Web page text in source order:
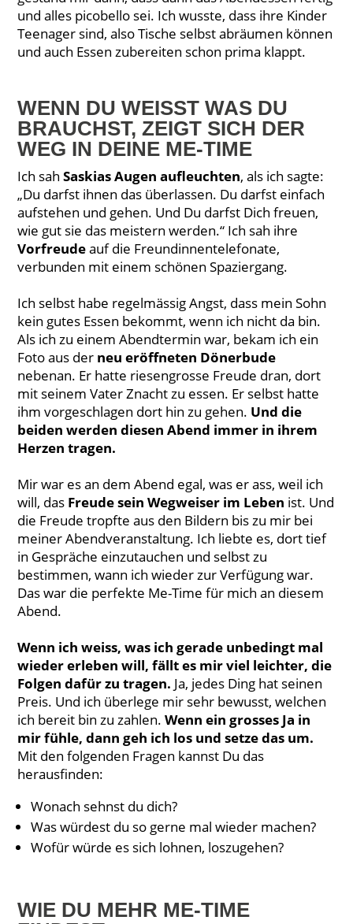
und alles picobello sei. Ich wusste, dass ihre Kinder
Teenager sind, also Tische selbst abräumen können
und auch Essen zubereiten schon prima klappt.
WENN DU WEISST WAS DU
BRAUCHST, ZEIGT SICH DER
WEG IN DEINE ME-TIME
Ich sahSaskias Augen aufleuchten, als ich sagte:
„Du darfst ihnen das überlassen. Du darfst einfach
aufstehen und gehen. Und Du darfst Dich freuen,
wie gut sie das meistern werden.“ Ich sah ihre
Vorfreudeauf die Freundinnentelefonate,
verbunden mit einem schönen Spaziergang.
Ich selbst habe regelmässig Angst, dass mein Sohn
kein gutes Essen bekommt, wenn ich nicht da bin.
Als ich zu einem Abendtermin war, bekam ich ein
Foto aus der neu eröffneten Dönerbude
nebenan. Er hatte riesengrosse Freude dran, dort
mit seinem Vater Znacht zu essen. Er selbst hatte
ihm vorgeschlagen dort hin zu gehen. Und die
beiden werden diesen Abend immer in ihrem
Herzen tragen.
Mir war es an dem Abend egal, was er ass, weil ich
will, das Freude sein Wegweiser im Leben ist. Und
die Freude tropfte aus den Bildern bis zu mir bei
meiner Abendveranstaltung. Ich liebte es, dort tief
in Gespräche einzutauchen und selbst zu
bestimmen, wann ich wieder zur Verfügung war.
Das war die perfekte Me-Time für mich an diesem
Abend.
Wenn ich weiss, was ich gerade unbedingt mal
wieder erleben will, fällt es mir viel leichter, die
Folgen dafür zu tragen. Ja, jedes Ding hat seinen
Preis. Und ich überlege mir sehr bewusst, welchen
ich bereit bin zu zahlen.Wenn ein grosses Ja in
mir fühle, dann geh ich los und setze das um.
Mit den folgenden Fragen kannst Du das
herausfinden:
Wonach sehnst du dich?
Was würdest du so gerne mal wieder machen?
Wofür würde es sich lohnen, loszugehen?
WIE DU MEHR ME-TIME